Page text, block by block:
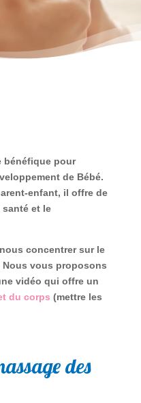
bénéfique pour
de Bébé.
enfant, il offre de
et le
concentrer sur le
Nous vous proposons
vidéo qui offre un
du corps (mettre les
des